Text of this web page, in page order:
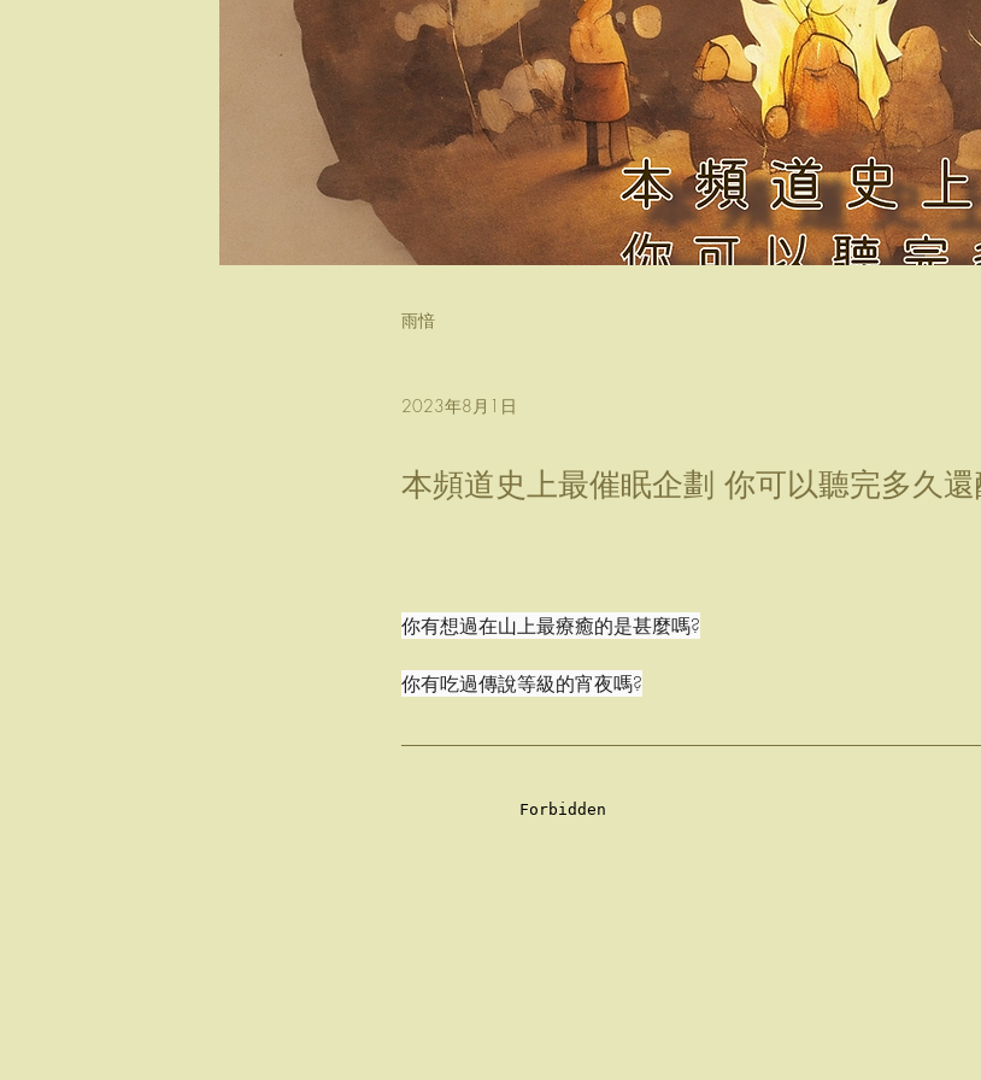
雨愔
2023年8月1日
本頻道史上最催眠企劃 你可以聽完多久還
你有想過在山上最療癒的是甚麼嗎?
你有吃過傳說等級的宵夜嗎?